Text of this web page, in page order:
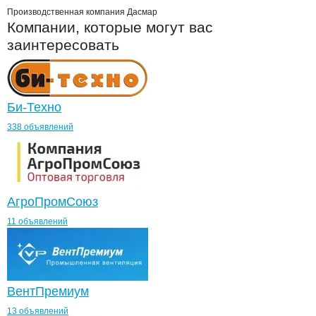
Производственная компания Дасмар
Компании, которые могут вас
заинтересовать
Би-Техно
338 объявлений
АгроПромСоюз
11 объявлений
ВентПремиум
13 объявлений